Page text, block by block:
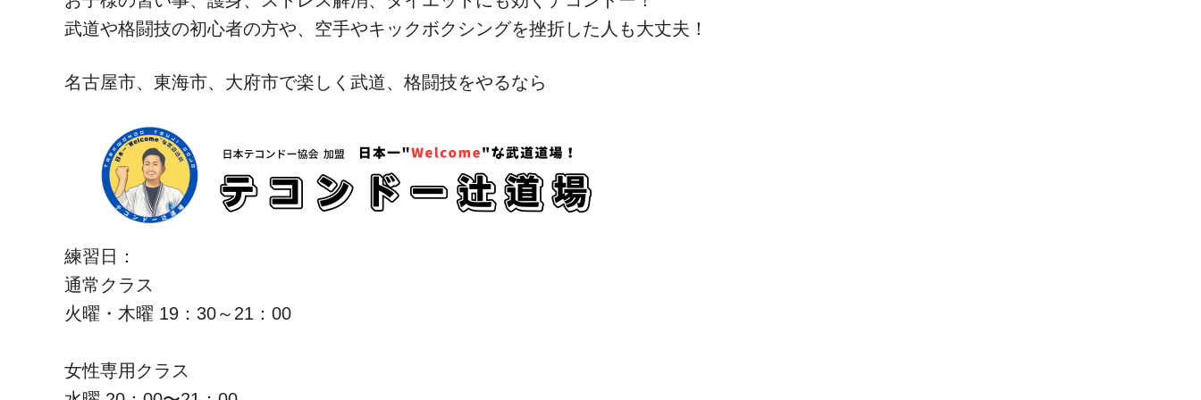
武道や格闘技の初心者の方や、空手やキックボクシングを挫折した人も大丈夫！
名古屋市、東海市、大府市で楽しく武道、格闘技をやるなら
練習日：
通常クラス
火曜・木曜 19：30～21：00
女性専用クラス